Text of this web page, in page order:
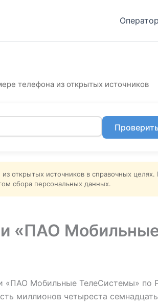
телефона из открытых источников
открытых источников в справочных целях.
сбора персональных данных.
«ПАО
«ПАО Мобильные ТелеСистемы» по
миллионов четыреста